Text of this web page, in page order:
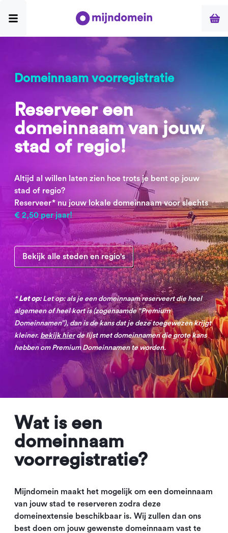
Domeinnaam voorregistratie
Reserveer een
domeinnaam van jouw
stad of regio!
Altijd al willen laten zien hoe trots je bent op jouw
stad of regio?
Reserveer* nu jouw lokale domeinnaam voor slechts
€ 2,50 per jaar!
Bekijk alle steden en regio's
*Let op:Let op: als je een domeinnaam reserveert die heel
algemeen of heel kort is (zogenaamde “Premium
Domeinnamen”), dan is de kans dat je deze toegewezen krijgt
kleiner. bekijk hierde lijst met domeinnamen die grote kans
hebben om Premium Domeinnamen te worden.
Wat is een
domeinnaam
voorregistratie?
Mijndomein maakt het mogelijk om een domeinnaam
van jouw stad te reserveren zodra deze
domeinextensie beschikbaar is. Wij zullen dan ons
best doen om jouw gewenste domeinnaam vast te